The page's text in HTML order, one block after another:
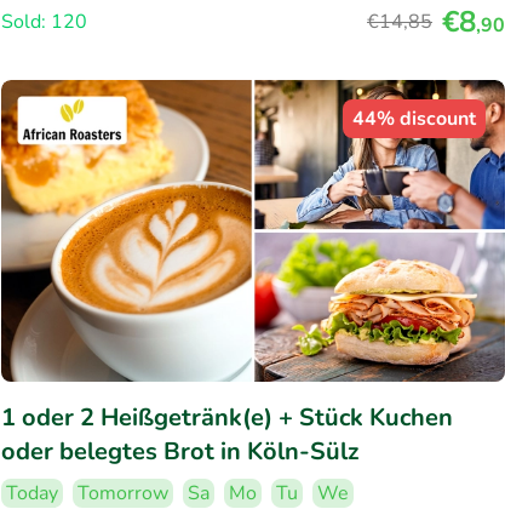
Sold: 120
€14,85 €8,90
44% discount
1 oder 2 Heißgetränk(e) + Stück Kuchen
oder belegtes Brot in Köln-Sülz
Today Tomorrow Sa Mo Tu
We